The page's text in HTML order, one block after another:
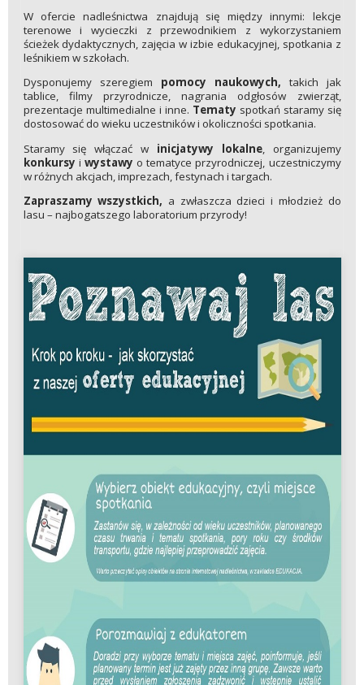
W ofercie nadleśnictwa znajdują się między innymi: lekcje
terenowe i wycieczki z przewodnikiem z wykorzystaniem
ścieżek dydaktycznych, zajęcia w izbie edukacyjnej, spotkania z
leśnikiem w szkołach.
Dysponujemy szeregiem pomocy naukowych, takich jak
tablice, filmy przyrodnicze, nagrania odgłosów zwierząt,
prezentacje multimedialne i inne. Tematy spotkań staramy się
dostosować do wieku uczestników i okoliczności spotkania.
Staramy się włączać w inicjatywy lokalne, organizujemy
konkursy i wystawyo tematyce przyrodniczej, uczestniczymy
w różnych akcjach, imprezach, festynach i targach.
Zapraszamy wszystkich, a zwłaszcza dzieci i młodzież do
lasu – najbogatszego laboratorium przyrody!